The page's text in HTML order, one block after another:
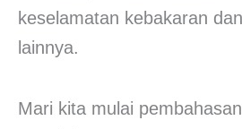
keselamatan kebakaran
lainnya.
Mari kita mulai